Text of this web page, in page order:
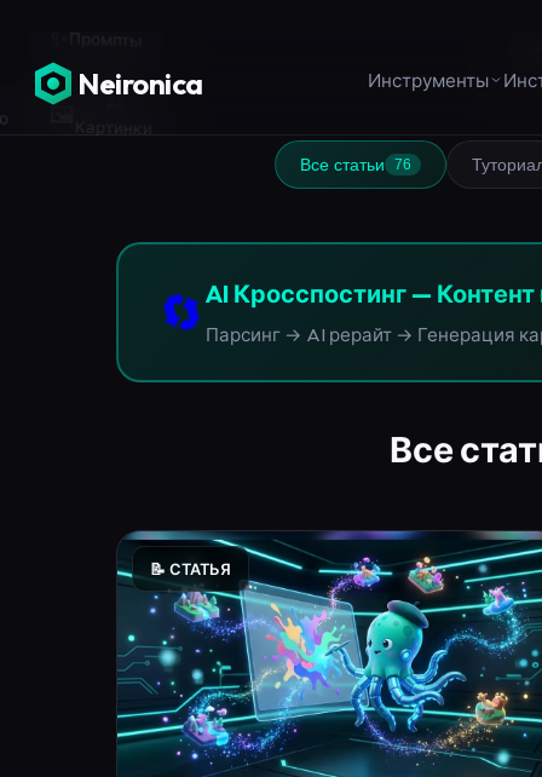
🖼️ Картинки
🔄
Все